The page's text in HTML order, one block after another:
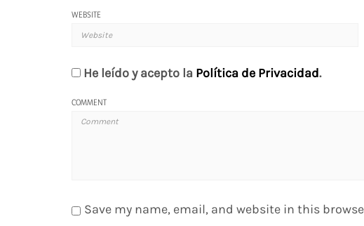
WEBSITE
He leído y acepto la Política de Privacidad.
COMMENT
Save my name, email, and website in this